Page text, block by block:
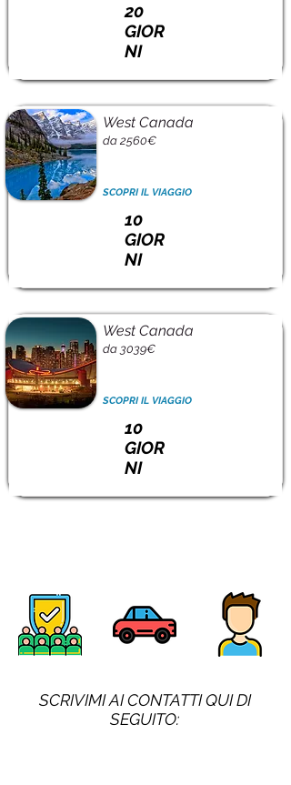
20
GIOR
NI
West Canada
da 2560€
SCOPRI IL VIAGGIO
10
GIOR
NI
West Canada
da 3039€
SCOPRI IL VIAGGIO
10
GIOR
NI
SCRIVIMI AI CONTATTI QUI DI
SEGUITO: